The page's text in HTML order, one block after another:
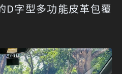
D字型多功能皮革包覆